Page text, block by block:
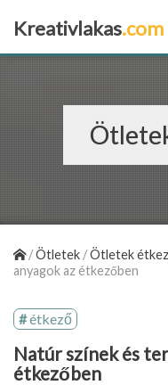
Kreativlakas.com
/Ötletek /Ötletek
anyagok az étkezőben
étkező
Natúr színek és
étkezőben